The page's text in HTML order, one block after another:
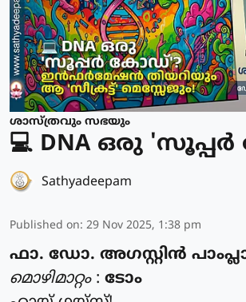
ശാസ്ത്രവും സഭയും
💻 DNA ഒരു
Sathyadeepam
Published on: 29 Nov 2025, 1:38 pm
ഫാ. ഡോ. അഗസ്റ്റിൻ
മൊഴിമാറ്റം: ടോം